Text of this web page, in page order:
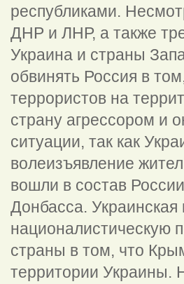
республиками.
ДНР и ЛНР, а также
Украина и страны
обвинять Россия в
террористов на
страну агрессором и
ситуации, так как
волеизъявление
вошли в состав
Донбасса. Украинская
националистическую
страны в том, что
территории Украины.